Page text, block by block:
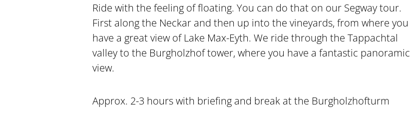
Ride with the feeling of floating. You can do that on our Segway tour.
First along the Neckar and then up into the vineyards, from where you
have a great view of Lake Max-Eyth. We ride through the Tappachtal
valley to the Burgholzhof tower, where you have a fantastic panoramic
view.
Approx. 2-3 hours with briefing and break at the Burgholzhofturm